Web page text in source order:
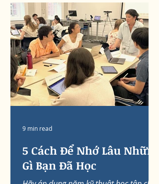
5 Cách Để Nhớ Lâu Những
Gì Bạn Đã Học
9 min read